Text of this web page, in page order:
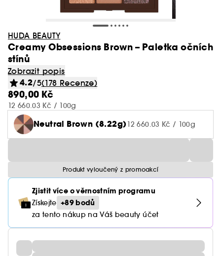
HUDA BEAUTY
Creamy Obsessions Brown – Paletka očních
stínů
Zobrazit popis
4.2/5(178 Recenze)
890,00 Kč
12 660.03 Kč / 100g
Neutral Brown (8.22g)12 660.03 Kč / 100g
Produkt vyloučený z promoakcí
Zjistit více o věrnostním programu
Získejte +89 bodů
za tento nákup na Váš beauty účet